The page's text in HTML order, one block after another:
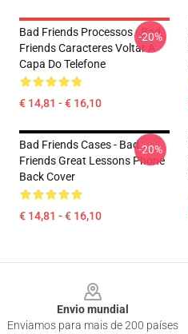
Bad Friends Processos - Bad
Friends Caracteres Voltar A
Capa Do Telefone
€ 14,81 - € 16,10
-20%
Bad Friends Cases - Bad
Friends Great Lessons Phone
Back Cover
€ 14,81 - € 16,10
-20%
Envio mundial
Enviamos para mais de 200 países